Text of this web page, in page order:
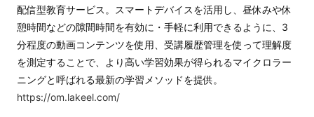
配信型教育サービス。スマートデバイスを活用し、昼休みや休
憩時間などの隙間時間を有効に・手軽に利用できるように、3
分程度の動画コンテンツを使用、受講履歴管理を使って理解度
を測定することで、より高い学習効果が得られるマイクロラー
ニングと呼ばれる最新の学習メソッドを提供。
https://om.lakeel.com/